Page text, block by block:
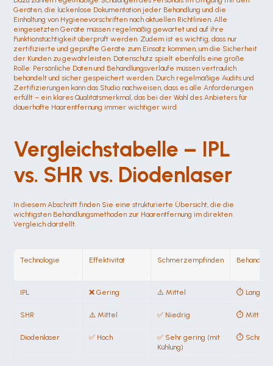
Geräten, die lückenlose Dokumentation jeder Behandlung und die
Einhaltung von Hygienevorschriften nach aktuellen Richtlinien. Alle
eingesetzten Geräte müssen regelmäßig gewartet und auf ihre
Funktionstüchtigkeit überprüft werden. Zudem ist es wichtig, dass nur
zertifizierte und geprüfte Geräte zum Einsatz kommen, um die Sicherheit
der Kunden zu gewährleisten. Datenschutz spielt ebenfalls eine große
Rolle: Persönliche Daten und Behandlungsverläufe müssen vertraulich
behandelt und sicher gespeichert werden. Durch regelmäßige Audits und
Zertifizierungen kann das Studio nachweisen, dass es alle Anforderungen
erfüllt – ein klares Qualitätsmerkmal, das bei der Wahl des Anbieters für
dauerhafte Haarentfernung immer wichtiger wird.
Vergleichstabelle – IPL
vs. SHR vs. Diodenlaser
In diesem Abschnitt finden Sie eine strukturierte Übersicht, die die
wichtigsten Behandlungsmethoden zur Haarentfernung im direkten
Vergleich darstellt.
Technologie Effektivität Schmerzempfinden
IPL ❌ Gering ⚠️ Mittel ⏱️ Langsam
SHR ⚠️ Mittel ✅ Niedrig ⏱️ Mittel
Diodenlaser ✅ Hoch
✅ Sehr gering (mit
Kühlung)
⏱️ Schnell